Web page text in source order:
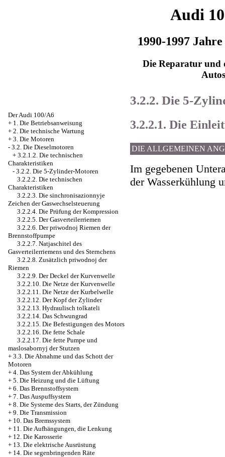
Audi
1990-1997
Die Reparatur und
Autos
Der Audi 100/A6
+ 1. Die Betriebsanweisung
+ 2. Die technische Wartung
+ 3. Die Motoren
- 3.2. Die Dieselmotoren
+ 3.2.1.2. Die technischen
Charakteristiken
- 3.2.2. Die 5-Zylinder-Motoren
3.2.2.2. Die technischen
Charakteristiken
3.2.2.3. Die sinchronisazionnyje
Zeichen der Gaswechselsteuerung
3.2.2.4. Die Prüfung der Kompression
3.2.2.5. Der Gasverteilerriemen
3.2.2.6. Der priwodnoj Riemen der
Brennstoffpumpe
3.2.2.7. Natjaschitel des
Gasverteilerriemens und des Sternchens
3.2.2.8. Zusätzlich priwodnoj der
Riemen
3.2.2.9. Der Deckel der Kurvenwelle
3.2.2.10. Die Netze der Kurvenwelle
3.2.2.11. Die Netze der Kurbelwelle
3.2.2.12. Der Kopf der Zylinder
3.2.2.13. Hydraulisch tolkateli
3.2.2.14. Das Schwungrad
3.2.2.15. Die Befestigungen des Motors
3.2.2.16. Die fette Schale
3.2.2.17. Die fette Pumpe und
maslosabornyj der Stutzen
+ 3.3. Die Abnahme und das Schott der
Motoren
+ 4. Das System der Abkühlung
+ 5. Die Heizung und die Lüftung
+ 6. Das Brennstoffsystem
+ 7. Das Auspuffsystem
+ 8. Die Systeme des Starts, der Zündung
+ 9. Die Transmission
+ 10. Das Bremssystem
+ 11. Die Aufhängungen, die Lenkung
+ 12. Die Karosserie
+ 13. Die elektrische Ausrüstung
+ 14. Die segenbringenden Räte
3.2.2. Die 5-
3.2.2.1. Die
DIE ALLGEMEINEN
Im gegebenen
der Wasserkühlung